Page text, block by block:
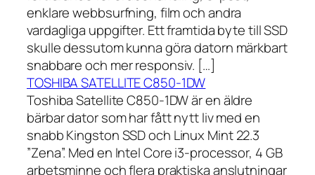
enklare webbsurfning, film och andra
vardagliga uppgifter. Ett framtida byte till SSD
skulle dessutom kunna göra datorn märkbart
snabbare och mer responsiv. […]
TOSHIBA SATELLITE C850-1DW
Toshiba Satellite C850-1DW är en äldre
bärbar dator som har fått nytt liv med en
snabb Kingston SSD och Linux Mint 22.3
”Zena”. Med en Intel Core i3-processor, 4 GB
arbetsminne och flera praktiska anslutningar